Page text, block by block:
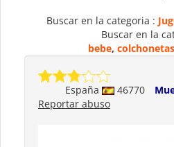
Buscar en la categoria :
Buscar en la
bebe, colchonetas
España 46770
Reportar abuso